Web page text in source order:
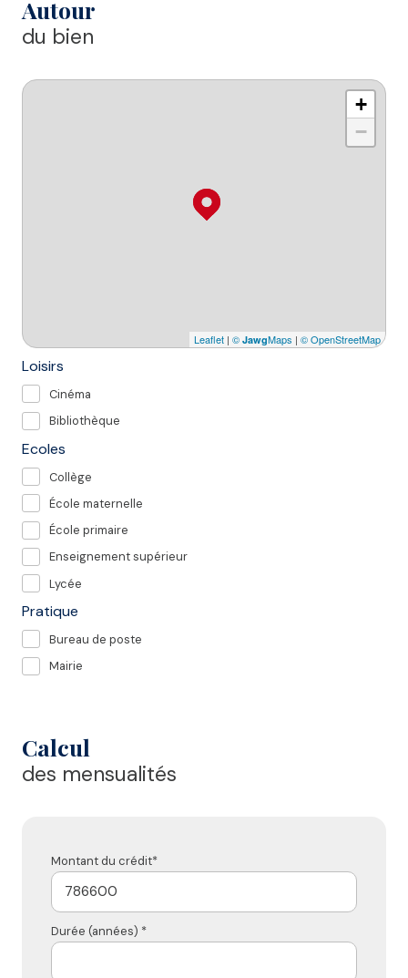
Autour
du bien
+
−
Leaflet | © JawgMaps | © OpenStreetMap
Loisirs
Cinéma
Bibliothèque
Ecoles
Collège
École maternelle
École primaire
Enseignement supérieur
Lycée
Pratique
Bureau de poste
Mairie
Calcul
des mensualités
Montant du crédit*
Durée (années) *